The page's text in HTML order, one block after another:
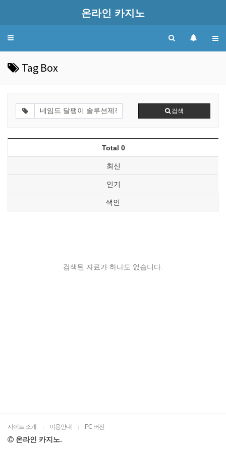
온라인 카지노
Toggle
Tag Box
검색
Total 0
최신
인기
색인
검색된 자료가 하나도 없습니다.
사이트 소개 | 이용안내 | PC 버전
온라인 카지노.